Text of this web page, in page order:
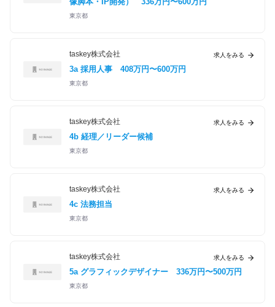
東京都
taskey株式会社
3a 採用人事 408万円〜600万円
東京都
求人をみる
taskey株式会社
4b 経理／リーダー候補
東京都
求人をみる
taskey株式会社
4c 法務担当
東京都
求人をみる
taskey株式会社
5a グラフィックデザイナー 336万円〜500万円
東京都
求人をみる